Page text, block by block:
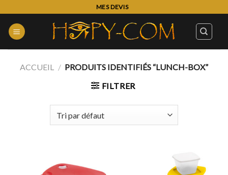
content
MES DEVIS
ACCUEIL / PRODUITS IDENTIFIÉS “LUNCH-BOX”
FILTRER